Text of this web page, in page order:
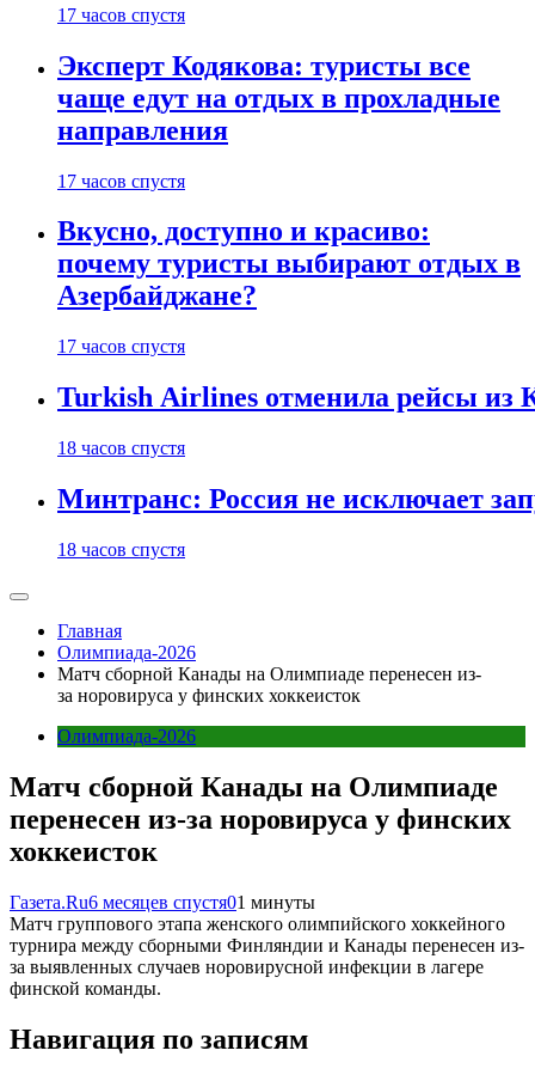
17 часов спустя
Эксперт Кодякова: туристы все
чаще едут на отдых в прохладные
направления
17 часов спустя
Вкусно, доступно и красиво:
почему туристы выбирают отдых в
Азербайджане?
17 часов спустя
Turkish Airlines отменила рейсы из
18 часов спустя
Минтранс: Россия не исключает
18 часов спустя
Главная
Олимпиада-2026
Матч сборной Канады на Олимпиаде перенесен из-
за норовируса у финских хоккеисток
Олимпиада-2026
Матч сборной Канады на Олимпиаде
перенесен из-за норовируса у финских
хоккеисток
Газета.Ru6 месяцев спустя01 минуты
Матч группового этапа женского олимпийского хоккейного
турнира между сборными Финляндии и Канады перенесен из-
за выявленных случаев норовирусной инфекции в лагере
финской команды.
Навигация по записям